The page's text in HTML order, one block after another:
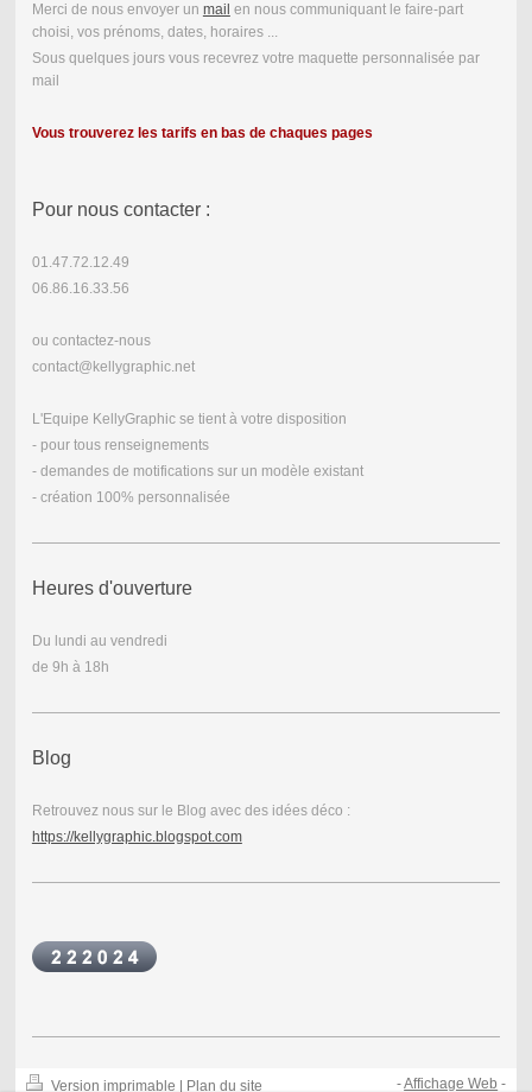
Merci de nous envoyer un mail en nous communiquant le faire-part
choisi, vos prénoms, dates, horaires ...
Sous quelques jours vous recevrez votre maquette personnalisée par
mail
Vous trouverez les tarifs en bas de chaques pages
Pour nous contacter :
01.47.72.12.49
06.86.16.33.56
ou contactez-nous
contact@kellygraphic.net
L'Equipe KellyGraphic se tient à votre disposition
- pour tous renseignements
- demandes de motifications sur un modèle existant
- création 100% personnalisée
Heures d'ouverture
Du lundi au vendredi
de 9h à 18h
Blog
Retrouvez nous sur le Blog avec des idées déco :
https://kellygraphic.blogspot.com
Version imprimable | Plan du site -Affichage Web -